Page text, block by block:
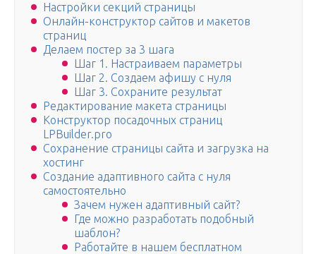
Настройки секций страницы
Онлайн-конструктор сайтов и макетов
страниц
Делаем постер за 3 шага
Шаг 1. Настраиваем параметры
Шаг 2. Создаем афишу с нуля
Шаг 3. Сохраните результат
Редактирование макета страницы
Конструктор посадочных страниц
LPBuilder.pro
Сохранение страницы сайта и загрузка на
хостинг
Создание адаптивного сайта с нуля
самостоятельно
Зачем нужен адаптивный сайт?
Где можно разработать подобный
шаблон?
Работайте в нашем бесплатном